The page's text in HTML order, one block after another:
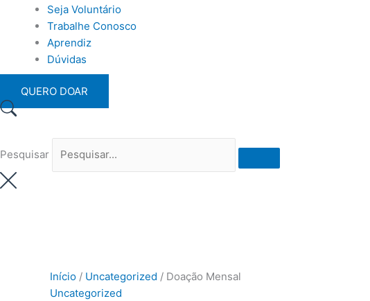
Seja Voluntário
Trabalhe Conosco
Aprendiz
Dúvidas
QUERO DOAR
Pesquisar
Início / Uncategorized / Doação Mensal
Uncategorized